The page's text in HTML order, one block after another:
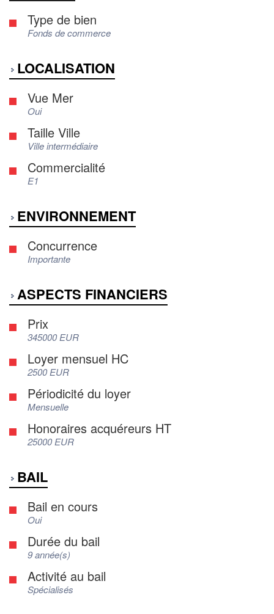
Type de bien
Fonds de commerce
LOCALISATION
Vue Mer
Oui
Taille Ville
Ville intermédiaire
Commercialité
E1
ENVIRONNEMENT
Concurrence
Importante
ASPECTS FINANCIERS
Prix
345000 EUR
Loyer mensuel HC
2500 EUR
Périodicité du loyer
Mensuelle
Honoraires acquéreurs HT
25000 EUR
BAIL
Bail en cours
Oui
Durée du bail
9 année(s)
Activité au bail
Spécialisés